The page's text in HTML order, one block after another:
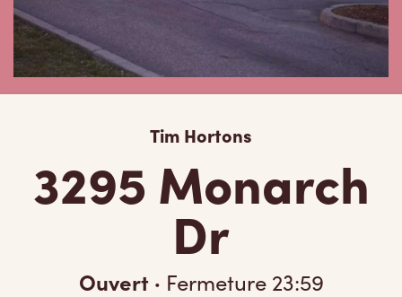
Tim Hortons
3295 Monarch
Dr
Ouvert · Fermeture 23:59